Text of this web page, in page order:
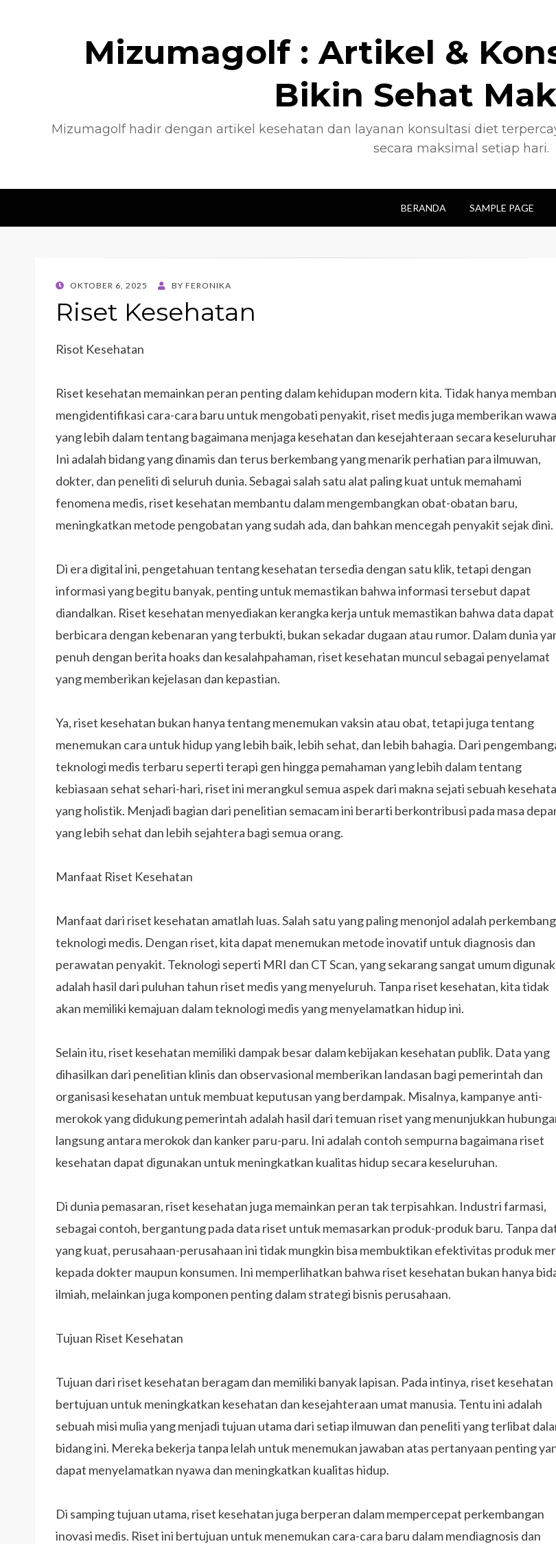
Mizumagolf : Artikel &
Bikin Sehat
Mizumagolf hadir dengan artikel kesehatan dan layanan konsultasi diet
secara maksimal setiap hari.
BERANDA SAMPLE PAGE
POSTED
OKTOBER 6, 2025 BY FERONIKA
Riset Kesehatan
Risot Kesehatan
Riset kesehatan memainkan peran penting dalam kehidupan modern kita. Tidak hanya
mengidentifikasi cara-cara baru untuk mengobati penyakit, riset medis juga memberikan
yang lebih dalam tentang bagaimana menjaga kesehatan dan kesejahteraan secara
Ini adalah bidang yang dinamis dan terus berkembang yang menarik perhatian para ilmuwan,
dokter, dan peneliti di seluruh dunia. Sebagai salah satu alat paling kuat untuk memahami
fenomena medis, riset kesehatan membantu dalam mengembangkan obat-obatan baru,
meningkatkan metode pengobatan yang sudah ada, dan bahkan mencegah penyakit sejak dini.
Di era digital ini, pengetahuan tentang kesehatan tersedia dengan satu klik, tetapi dengan
informasi yang begitu banyak, penting untuk memastikan bahwa informasi tersebut dapat
diandalkan. Riset kesehatan menyediakan kerangka kerja untuk memastikan bahwa data dapat
berbicara dengan kebenaran yang terbukti, bukan sekadar dugaan atau rumor. Dalam dunia
penuh dengan berita hoaks dan kesalahpahaman, riset kesehatan muncul sebagai penyelamat
yang memberikan kejelasan dan kepastian.
Ya, riset kesehatan bukan hanya tentang menemukan vaksin atau obat, tetapi juga tentang
menemukan cara untuk hidup yang lebih baik, lebih sehat, dan lebih bahagia. Dari
teknologi medis terbaru seperti terapi gen hingga pemahaman yang lebih dalam tentang
kebiasaan sehat sehari-hari, riset ini merangkul semua aspek dari makna sejati sebuah
yang holistik. Menjadi bagian dari penelitian semacam ini berarti berkontribusi pada masa
yang lebih sehat dan lebih sejahtera bagi semua orang.
Manfaat Riset Kesehatan
Manfaat dari riset kesehatan amatlah luas. Salah satu yang paling menonjol adalah
teknologi medis. Dengan riset, kita dapat menemukan metode inovatif untuk diagnosis dan
perawatan penyakit. Teknologi seperti MRI dan CT Scan, yang sekarang sangat umum
adalah hasil dari puluhan tahun riset medis yang menyeluruh. Tanpa riset kesehatan, kita tidak
akan memiliki kemajuan dalam teknologi medis yang menyelamatkan hidup ini.
Selain itu, riset kesehatan memiliki dampak besar dalam kebijakan kesehatan publik. Data yang
dihasilkan dari penelitian klinis dan observasional memberikan landasan bagi pemerintah dan
organisasi kesehatan untuk membuat keputusan yang berdampak. Misalnya, kampanye anti-
merokok yang didukung pemerintah adalah hasil dari temuan riset yang menunjukkan
langsung antara merokok dan kanker paru-paru. Ini adalah contoh sempurna bagaimana riset
kesehatan dapat digunakan untuk meningkatkan kualitas hidup secara keseluruhan.
Di dunia pemasaran, riset kesehatan juga memainkan peran tak terpisahkan. Industri farmasi,
sebagai contoh, bergantung pada data riset untuk memasarkan produk-produk baru. Tanpa
yang kuat, perusahaan-perusahaan ini tidak mungkin bisa membuktikan efektivitas produk
kepada dokter maupun konsumen. Ini memperlihatkan bahwa riset kesehatan bukan hanya
ilmiah, melainkan juga komponen penting dalam strategi bisnis perusahaan.
Tujuan Riset Kesehatan
Tujuan dari riset kesehatan beragam dan memiliki banyak lapisan. Pada intinya, riset kesehatan
bertujuan untuk meningkatkan kesehatan dan kesejahteraan umat manusia. Tentu ini adalah
sebuah misi mulia yang menjadi tujuan utama dari setiap ilmuwan dan peneliti yang terlibat
bidang ini. Mereka bekerja tanpa lelah untuk menemukan jawaban atas pertanyaan penting
dapat menyelamatkan nyawa dan meningkatkan kualitas hidup.
Di samping tujuan utama, riset kesehatan juga berperan dalam mempercepat perkembangan
inovasi medis. Riset ini bertujuan untuk menemukan cara-cara baru dalam mendiagnosis dan